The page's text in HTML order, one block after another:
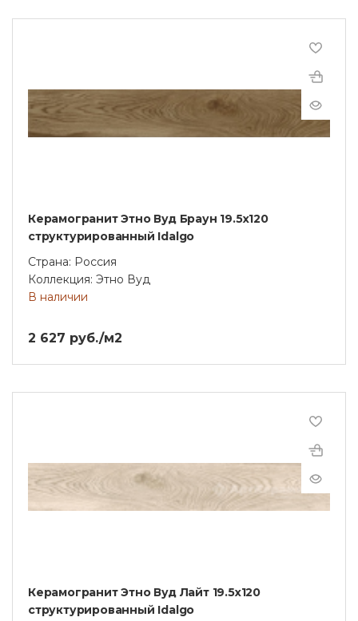
Керамогранит Этно Вуд Браун 19.5x120
структурированный Idalgo
Страна: Россия
Коллекция: Этно Вуд
В наличии
2 627 руб./м2
Керамогранит Этно Вуд Лайт 19.5x120
структурированный Idalgo